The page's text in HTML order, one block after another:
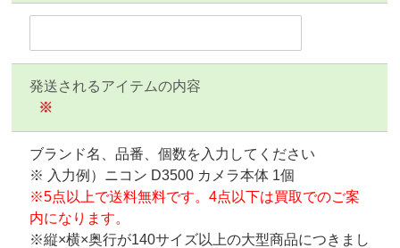
発送されるアイテムの内容
※
ブランド名、品番、個数を入力してください
※ 入力例）ニコン D3500 カメラ本体 1個
※5点以上で送料無料です。4点以下は買取でのご案
内になります。
※縦×横×奥行が140サイズ以上の大型商品につきまし